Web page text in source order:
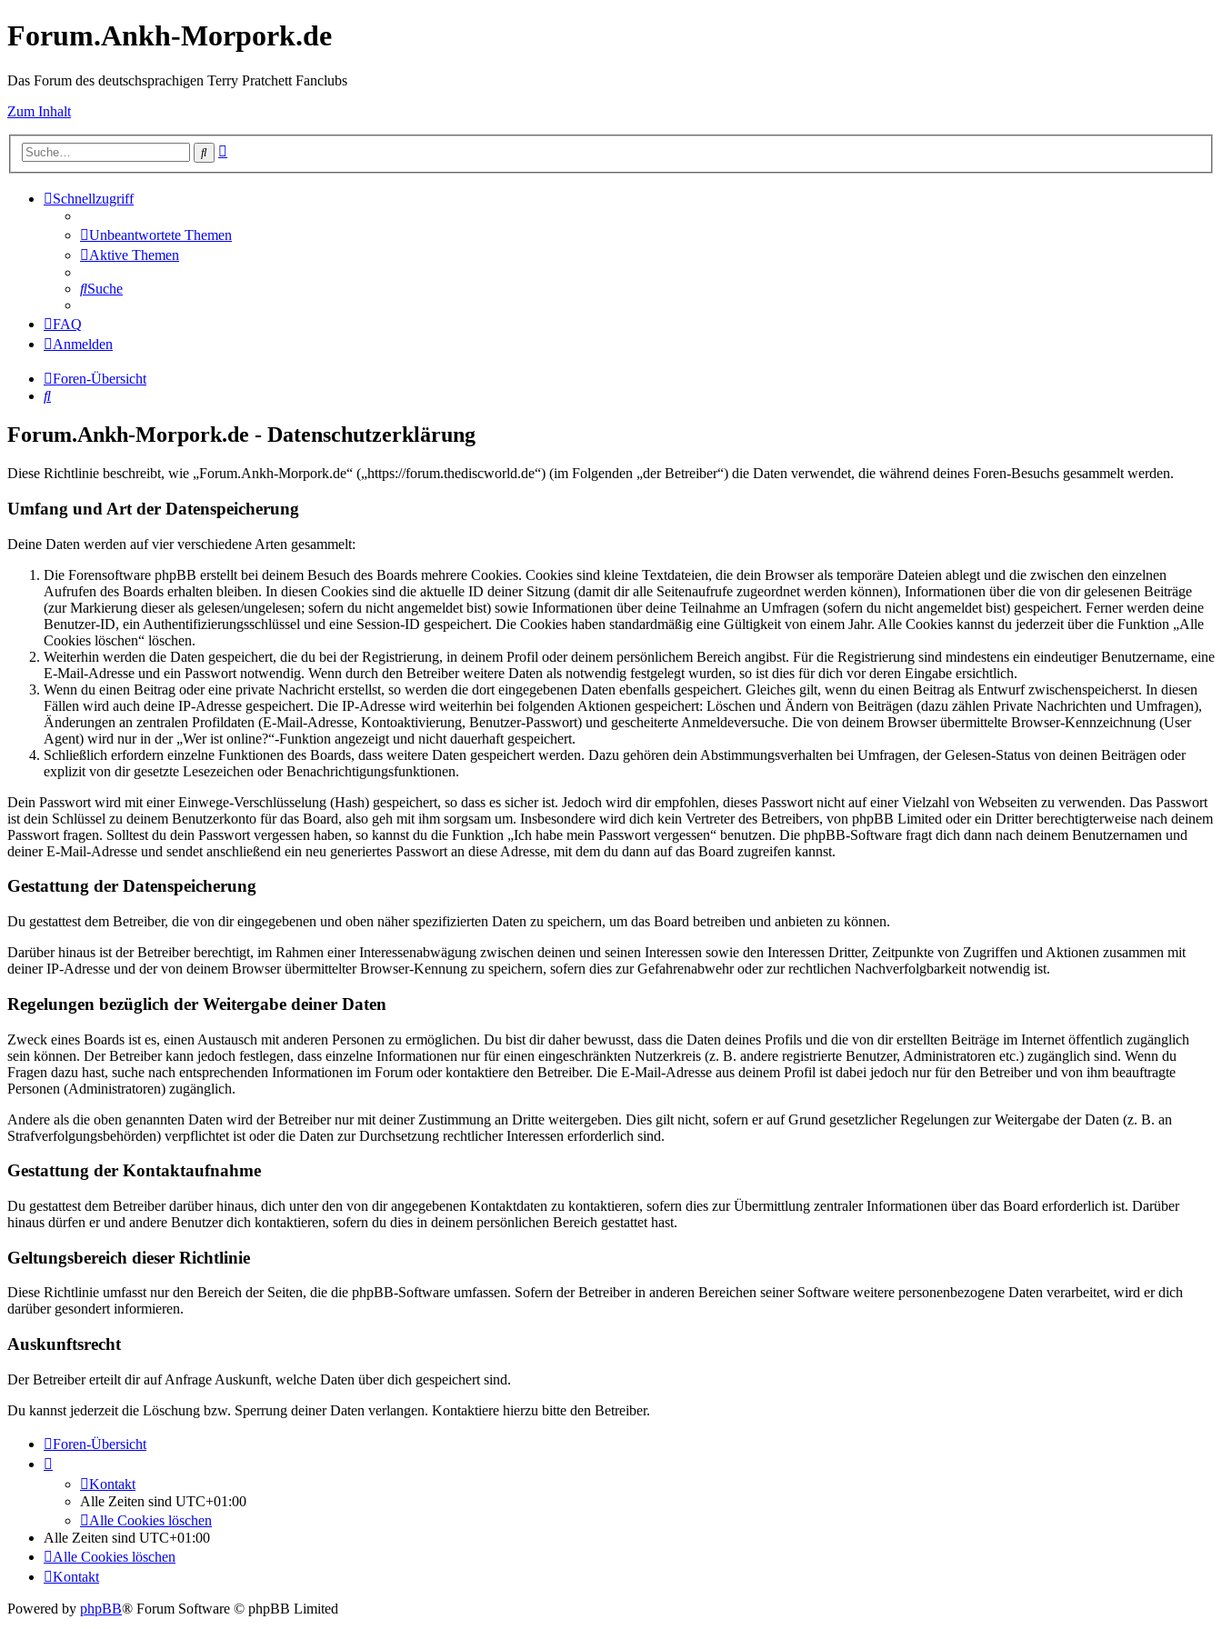
Forum.Ankh-Morpork.de
Das Forum des deutschsprachigen Terry Pratchett Fanclubs
Zum Inhalt
Suche
Schnellzugriff
Unbeantwortete Themen
Aktive Themen
Suche
FAQ
Anmelden
Foren-Übersicht
Suche
Forum.Ankh-Morpork.de - Datenschutzerklärung
Diese Richtlinie beschreibt, wie „Forum.Ankh-Morpork.de“ („https://forum.thediscworld.de“) (im Folgenden „der Betreiber“) die Daten verwendet, die während deines Foren-Besuchs gesammelt werden.
Umfang und Art der Datenspeicherung
Deine Daten werden auf vier verschiedene Arten gesammelt:
Die Forensoftware phpBB erstellt bei deinem Besuch des Boards mehrere Cookies. Cookies sind kleine Textdateien, die dein Browser als temporäre Dateien ablegt und die zwischen den einzelnen
Aufrufen des Boards erhalten bleiben. In diesen Cookies sind die aktuelle ID deiner Sitzung (damit dir alle Seitenaufrufe zugeordnet werden können), Informationen über die von dir gelesenen Beiträge
(zur Markierung dieser als gelesen/ungelesen; sofern du nicht angemeldet bist) sowie Informationen über deine Teilnahme an Umfragen (sofern du nicht angemeldet bist) gespeichert. Ferner werden deine
Benutzer-ID, ein Authentifizierungsschlüssel und eine Session-ID gespeichert. Die Cookies haben standardmäßig eine Gültigkeit von einem Jahr. Alle Cookies kannst du jederzeit über die Funktion „Alle
Cookies löschen“ löschen.
Weiterhin werden die Daten gespeichert, die du bei der Registrierung, in deinem Profil oder deinem persönlichem Bereich angibst. Für die Registrierung sind mindestens ein eindeutiger Benutzername, eine
E-Mail-Adresse und ein Passwort notwendig. Wenn durch den Betreiber weitere Daten als notwendig festgelegt wurden, so ist dies für dich vor deren Eingabe ersichtlich.
Wenn du einen Beitrag oder eine private Nachricht erstellst, so werden die dort eingegebenen Daten ebenfalls gespeichert. Gleiches gilt, wenn du einen Beitrag als Entwurf zwischenspeicherst. In diesen
Fällen wird auch deine IP-Adresse gespeichert. Die IP-Adresse wird weiterhin bei folgenden Aktionen gespeichert: Löschen und Ändern von Beiträgen (dazu zählen Private Nachrichten und Umfragen),
Änderungen an zentralen Profildaten (E-Mail-Adresse, Kontoaktivierung, Benutzer-Passwort) und gescheiterte Anmeldeversuche. Die von deinem Browser übermittelte Browser-Kennzeichnung (User
Agent) wird nur in der „Wer ist online?“-Funktion angezeigt und nicht dauerhaft gespeichert.
Schließlich erfordern einzelne Funktionen des Boards, dass weitere Daten gespeichert werden. Dazu gehören dein Abstimmungsverhalten bei Umfragen, der Gelesen-Status von deinen Beiträgen oder
explizit von dir gesetzte Lesezeichen oder Benachrichtigungsfunktionen.
Dein Passwort wird mit einer Einwege-Verschlüsselung (Hash) gespeichert, so dass es sicher ist. Jedoch wird dir empfohlen, dieses Passwort nicht auf einer Vielzahl von Webseiten zu verwenden. Das Passwort
ist dein Schlüssel zu deinem Benutzerkonto für das Board, also geh mit ihm sorgsam um. Insbesondere wird dich kein Vertreter des Betreibers, von phpBB Limited oder ein Dritter berechtigterweise nach deinem
Passwort fragen. Solltest du dein Passwort vergessen haben, so kannst du die Funktion „Ich habe mein Passwort vergessen“ benutzen. Die phpBB-Software fragt dich dann nach deinem Benutzernamen und
deiner E-Mail-Adresse und sendet anschließend ein neu generiertes Passwort an diese Adresse, mit dem du dann auf das Board zugreifen kannst.
Gestattung der Datenspeicherung
Du gestattest dem Betreiber, die von dir eingegebenen und oben näher spezifizierten Daten zu speichern, um das Board betreiben und anbieten zu können.
Darüber hinaus ist der Betreiber berechtigt, im Rahmen einer Interessenabwägung zwischen deinen und seinen Interessen sowie den Interessen Dritter, Zeitpunkte von Zugriffen und Aktionen zusammen mit
deiner IP-Adresse und der von deinem Browser übermittelter Browser-Kennung zu speichern, sofern dies zur Gefahrenabwehr oder zur rechtlichen Nachverfolgbarkeit notwendig ist.
Regelungen bezüglich der Weitergabe deiner Daten
Zweck eines Boards ist es, einen Austausch mit anderen Personen zu ermöglichen. Du bist dir daher bewusst, dass die Daten deines Profils und die von dir erstellten Beiträge im Internet öffentlich zugänglich
sein können. Der Betreiber kann jedoch festlegen, dass einzelne Informationen nur für einen eingeschränkten Nutzerkreis (z. B. andere registrierte Benutzer, Administratoren etc.) zugänglich sind. Wenn du
Fragen dazu hast, suche nach entsprechenden Informationen im Forum oder kontaktiere den Betreiber. Die E-Mail-Adresse aus deinem Profil ist dabei jedoch nur für den Betreiber und von ihm beauftragte
Personen (Administratoren) zugänglich.
Andere als die oben genannten Daten wird der Betreiber nur mit deiner Zustimmung an Dritte weitergeben. Dies gilt nicht, sofern er auf Grund gesetzlicher Regelungen zur Weitergabe der Daten (z. B. an
Strafverfolgungsbehörden) verpflichtet ist oder die Daten zur Durchsetzung rechtlicher Interessen erforderlich sind.
Gestattung der Kontaktaufnahme
Du gestattest dem Betreiber darüber hinaus, dich unter den von dir angegebenen Kontaktdaten zu kontaktieren, sofern dies zur Übermittlung zentraler Informationen über das Board erforderlich ist. Darüber
hinaus dürfen er und andere Benutzer dich kontaktieren, sofern du dies in deinem persönlichen Bereich gestattet hast.
Geltungsbereich dieser Richtlinie
Diese Richtlinie umfasst nur den Bereich der Seiten, die die phpBB-Software umfassen. Sofern der Betreiber in anderen Bereichen seiner Software weitere personenbezogene Daten verarbeitet, wird er dich
darüber gesondert informieren.
Auskunftsrecht
Der Betreiber erteilt dir auf Anfrage Auskunft, welche Daten über dich gespeichert sind.
Du kannst jederzeit die Löschung bzw. Sperrung deiner Daten verlangen. Kontaktiere hierzu bitte den Betreiber.
Foren-Übersicht
Kontakt
Alle Zeiten sind UTC+01:00
Alle Cookies löschen
Alle Zeiten sind UTC+01:00
Alle Cookies löschen
Kontakt
Powered by phpBB® Forum Software © phpBB Limited